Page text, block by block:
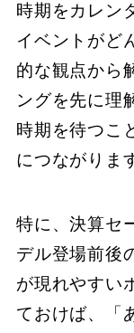
時期をカレン
イベントがど
的な観点から
ングを先に理
時期を待つこ
につながりま
特に、決算セ
デル登場前後
が現れやすい
ておけば、「